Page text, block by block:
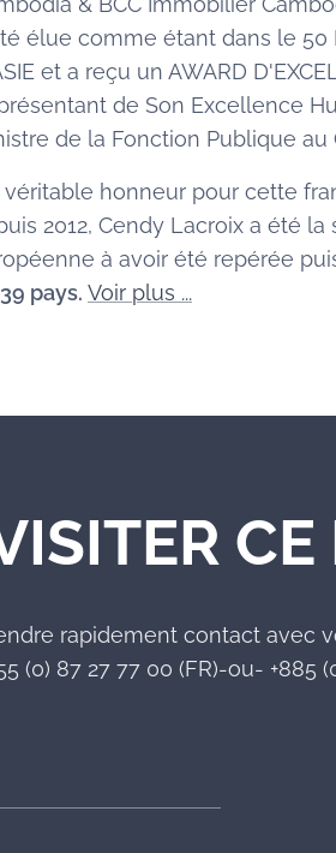
élue comme étant dans le 50
et a reçu un AWARD
de Son Excellence
de la Fonction Publique au
véritable honneur pour cette
2012, Cendy Lacroix a été
à avoir été repérée
pays. Voir plus ...
CE
rapidement contact avec
87 27 77 00 (FR)-ou- +885